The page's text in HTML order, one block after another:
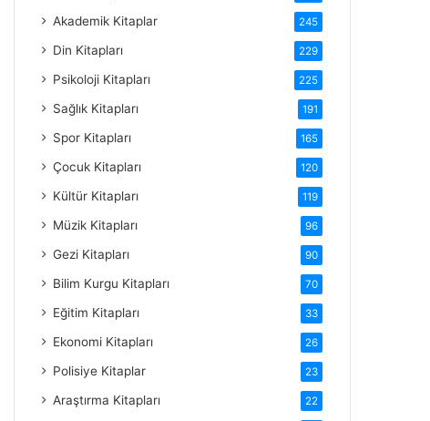
Akademik Kitaplar 245
Din Kitapları 229
Psikoloji Kitapları 225
Sağlık Kitapları 191
Spor Kitapları 165
Çocuk Kitapları 120
Kültür Kitapları 119
Müzik Kitapları 96
Gezi Kitapları 90
Bilim Kurgu Kitapları 70
Eğitim Kitapları 33
Ekonomi Kitapları 26
Polisiye Kitaplar 23
Araştırma Kitapları 22